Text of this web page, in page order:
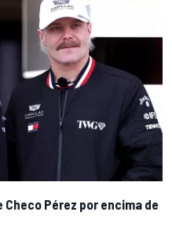
Pérez por encima de